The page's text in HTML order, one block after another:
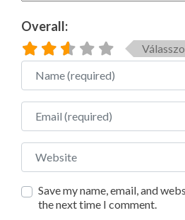
Overall:
Name
Email
Website
Save my name, email, and
the next time I comment.